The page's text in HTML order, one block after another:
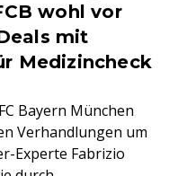
wohl vor
mit
Medizincheck
Bayern München
Verhandlungen um
Experte Fabrizio